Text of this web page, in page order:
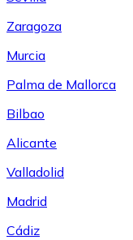
Zaragoza
Murcia
Palma de Mallorca
Bilbao
Alicante
Valladolid
Madrid
Cádiz